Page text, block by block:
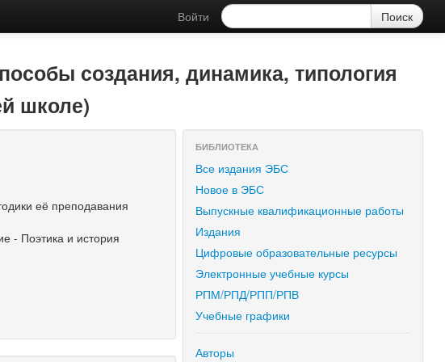
Войти
создания, динамика, типология
школе)
её преподавания
- Поэтика и история
БИБЛИОТЕКА
Все издания ЭБС
Новое в ЭБС
Выпускные квалификационные работы
Издания
Цифровые образовательные ресурсы
Электронные учебные курсы
РПМ/РПД/РПП/РПВ
Учебные графики
Авторы